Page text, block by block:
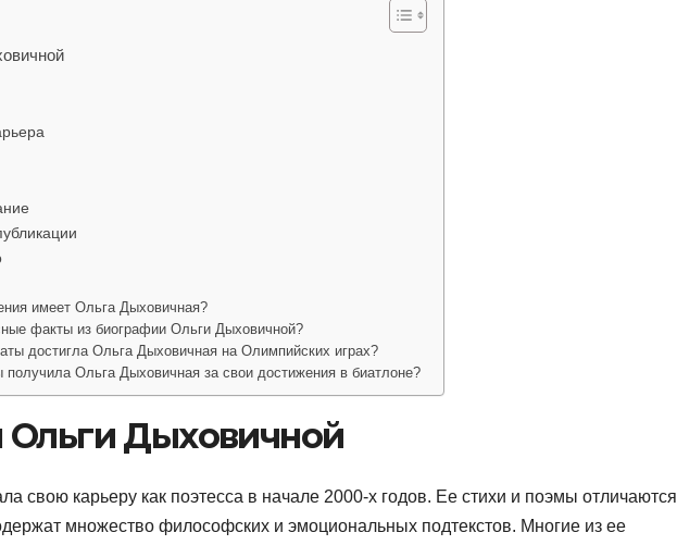
имеет Ольга Дыховичная?
факты из биографии Ольги Дыховичной?
достигла Ольга Дыховичная на Олимпийских играх?
получила Ольга Дыховичная за свои достижения в биатлоне?
Ольги Дыховичной
свою карьеру как поэтесса в начале 2000-х годов. Ее стихи и поэмы отличаются
множество философских и эмоциональных подтекстов. Многие из ее